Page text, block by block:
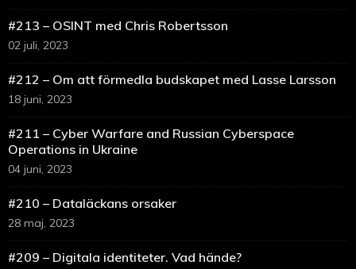
#213 – OSINT med Chris Robertsson
02 juli, 2023
#212 – Om att förmedla budskapet med Lasse Larsson
18 juni, 2023
#211 – Cyber Warfare and Russian Cyberspace
Operations in Ukraine
04 juni, 2023
#210 – Dataläckans orsaker
28 maj, 2023
#209 – Digitala identiteter. Vad hände?